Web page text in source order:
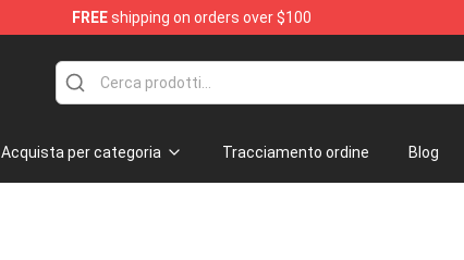
FREEshipping on orders over $100
Acquista per categoria Tracciamento ordine Blog